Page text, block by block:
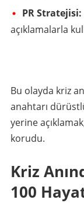
PR Stratejisi:
açıklamalarla
Bu olayda kriz
anahtarı
yerine
korudu.
Kriz
100